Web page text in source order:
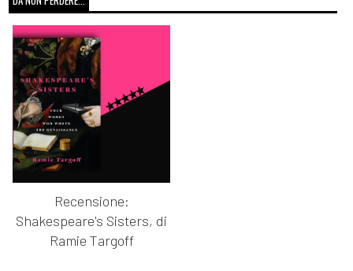
Recensione:
Shakespeare's Sisters, di
Ramie Targoff